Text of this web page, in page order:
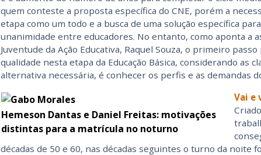
quem conteste a proposta específica do CNE, porém a
etapa como um todo e a busca de uma solução específica
unanimidade entre educadores. No entanto, como aponta a
Juventude da Ação Educativa, Raquel Souza, o primeiro
qualidade nesta etapa da Educação Básica, considerando as
alternativa necessária, é conhecer os perfis e as demandas
Hemeson Dantas e Daniel Freitas: motivações
distintas para a matrícula no noturno
Vai e
décadas de 50 e 60, nas décadas seguintes o turno da noite